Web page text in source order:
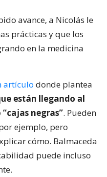
avance, a Nicolás le
prácticas y que los
en la medicina
artículo donde plantea
están llegando al
negras”. Pueden
ejemplo, pero
cómo. Balmaceda
puede incluso